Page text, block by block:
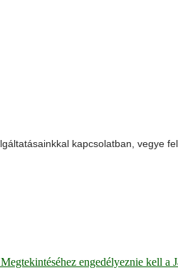
kapcsolatban, vegye
engedélyeznie kell a